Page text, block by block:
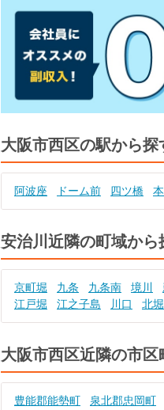
大阪市西区の駅から探
阿波座 ドーム前 四ツ橋
安治川近隣の町域から
京町堀 九条 九条南 境川
江戸堀
江之子島 川口 北
大阪市西区近隣の市区
豊能郡能勢町 泉北郡忠岡町